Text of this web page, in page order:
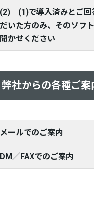
(2) (1)で導入済みとご回
だいた方のみ、そのソフ
聞かせください
弊社からの各種ご案
メールでのご案内
DM／FAXでのご案内